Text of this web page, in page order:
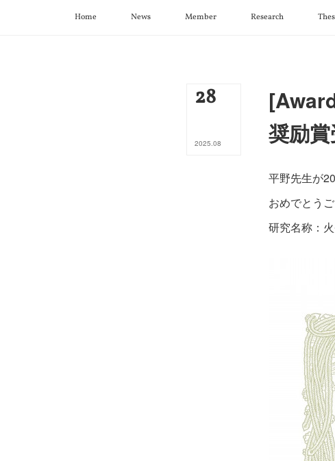
Home News Member Research
28
2025.08
奨励賞
平野先生が
おめでとう
研究名称：